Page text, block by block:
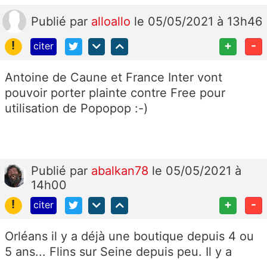
Publié par alloallo le 05/05/2021 à 13h46
!
citer + -
Antoine de Caune et France Inter vont
pouvoir porter plainte contre Free pour
utilisation de Popopop :-)
Publié par abalkan78 le 05/05/2021 à
14h00
!
citer + -
Orléans il y a déjà une boutique depuis 4 ou
5 ans... Flins sur Seine depuis peu. Il y a